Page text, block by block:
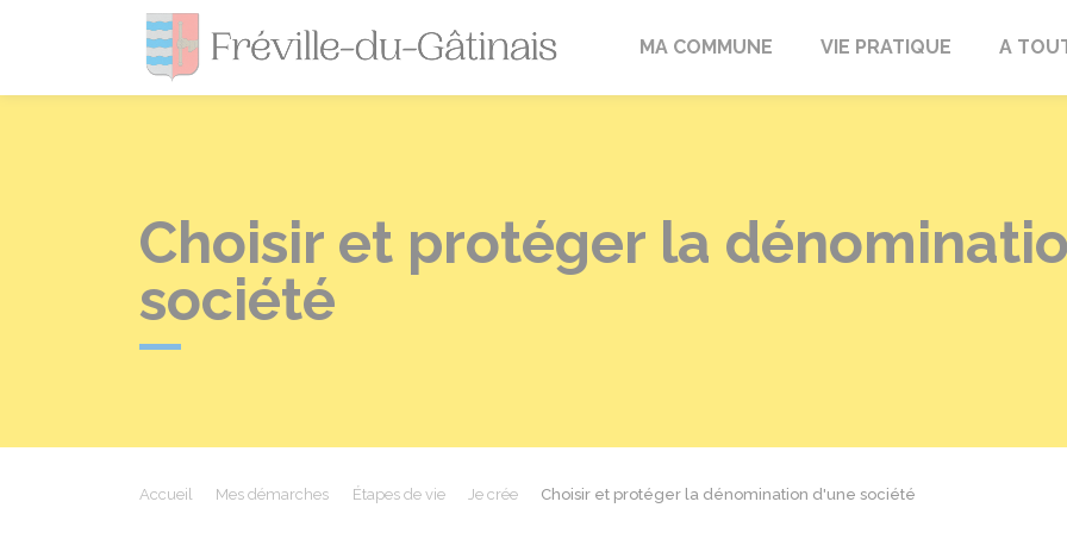
Fréville-du-Gâtinais
MA COMMUNE VIE PRATIQUE A
Choisir et protéger la
société
Accueil Mes démarches Étapes de vie Je crée Choisir et protéger la dénomination d'une société